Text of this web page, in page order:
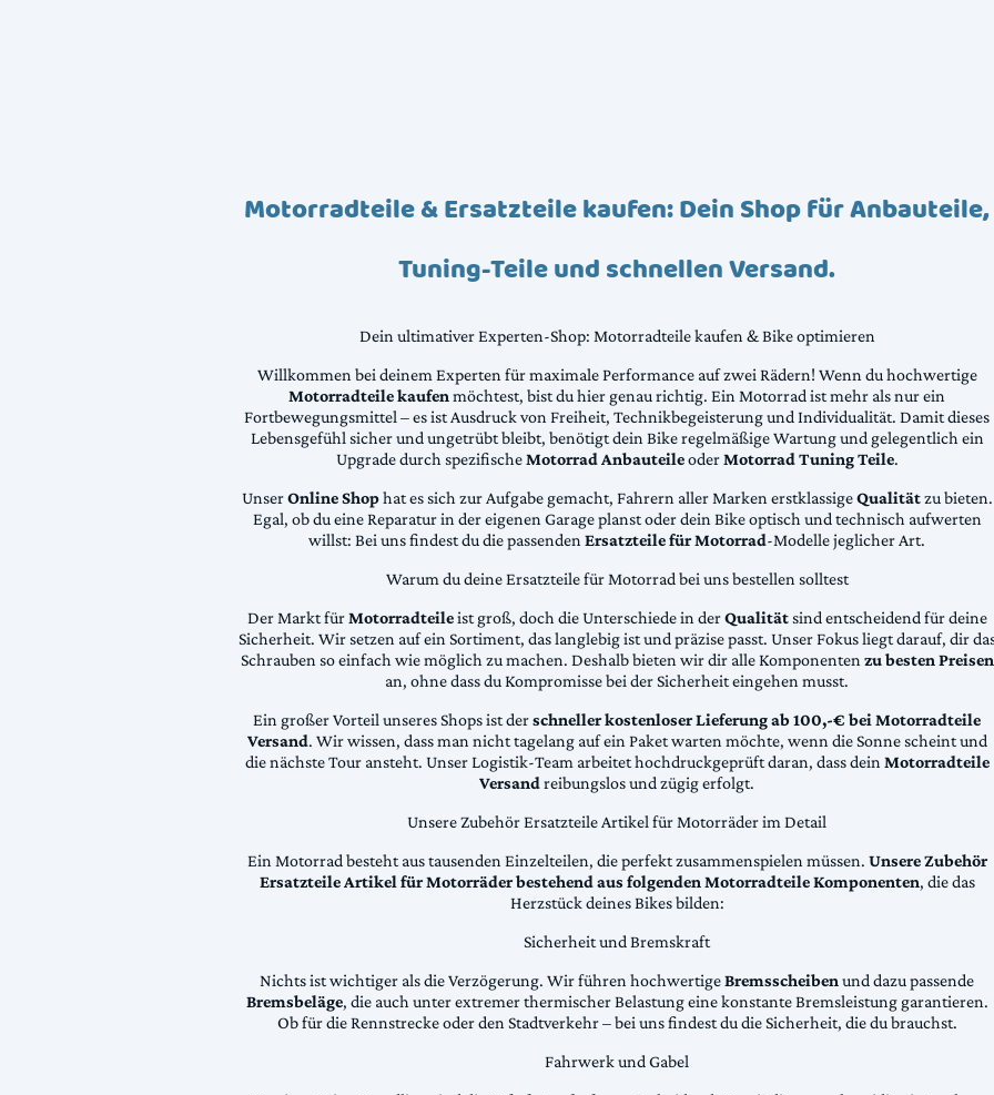
Motorradteile & Ersatzteile kaufen: Dein Shop für Anbauteile,
Tuning-Teile und schnellen Versand.
Dein ultimativer Experten-Shop: Motorradteile kaufen & Bike optimieren
Willkommen bei deinem Experten für maximale Performance auf zwei Rädern! Wenn du hochwertige
Motorradteile kaufenmöchtest, bist du hier genau richtig. Ein Motorrad ist mehr als nur ein
Fortbewegungsmittel – es ist Ausdruck von Freiheit, Technikbegeisterung und Individualität. Damit dieses
Lebensgefühl sicher und ungetrübt bleibt, benötigt dein Bike regelmäßige Wartung und gelegentlich ein
Upgrade durch spezifischeMotorrad AnbauteileoderMotorrad Tuning Teile.
UnserOnline Shophat es sich zur Aufgabe gemacht, Fahrern aller Marken erstklassigeQualitätzu bieten.
Egal, ob du eine Reparatur in der eigenen Garage planst oder dein Bike optisch und technisch aufwerten
willst: Bei uns findest du die passendenErsatzteile für Motorrad-Modelle jeglicher Art.
Warum du deine Ersatzteile für Motorrad bei uns bestellen solltest
Der Markt fürMotorradteileist groß, doch die Unterschiede in derQualitätsind entscheidend für deine
Sicherheit. Wir setzen auf ein Sortiment, das langlebig ist und präzise passt. Unser Fokus liegt darauf, dir
Schrauben so einfach wie möglich zu machen. Deshalb bieten wir dir alle Komponentenzu besten Preisen
an, ohne dass du Kompromisse bei der Sicherheit eingehen musst.
Ein großer Vorteil unseres Shops ist derschneller kostenloser Lieferung ab 100,-€ bei Motorradteile
Versand. Wir wissen, dass man nicht tagelang auf ein Paket warten möchte, wenn die Sonne scheint und
die nächste Tour ansteht. Unser Logistik-Team arbeitet hochdruckgeprüft daran, dass deinMotorradteile
Versandreibungslos und zügig erfolgt.
Unsere Zubehör Ersatzteile Artikel für Motorräder im Detail
Ein Motorrad besteht aus tausenden Einzelteilen, die perfekt zusammenspielen müssen. Unsere Zubehör
Ersatzteile Artikel für Motorräder bestehend aus folgenden Motorradteile Komponenten, die das
Herzstück deines Bikes bilden:
Sicherheit und Bremskraft
Nichts ist wichtiger als die Verzögerung. Wir führen hochwertigeBremsscheibenund dazu passende
Bremsbeläge, die auch unter extremer thermischer Belastung eine konstante Bremsleistung garantieren.
Ob für die Rennstrecke oder den Stadtverkehr – bei uns findest du die Sicherheit, die du brauchst.
Fahrwerk und Gabel